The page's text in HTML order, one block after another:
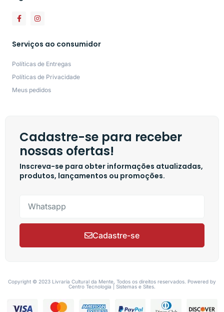
Serviços ao consumidor
Políticas de Entregas
Políticas de Privacidade
Meus pedidos
Cadastre-se para receber
nossas ofertas!
Inscreva-se para obter informações atualizadas,
produtos, lançamentos ou promoções.
Cadastre-se
Copyright © 2023 Livraria Cultural da Mente, Todos os direitos reservados. Powered by
Centro Tecnologia | Sistemas e Sites.